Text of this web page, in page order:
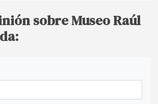
sobre Museo Raúl